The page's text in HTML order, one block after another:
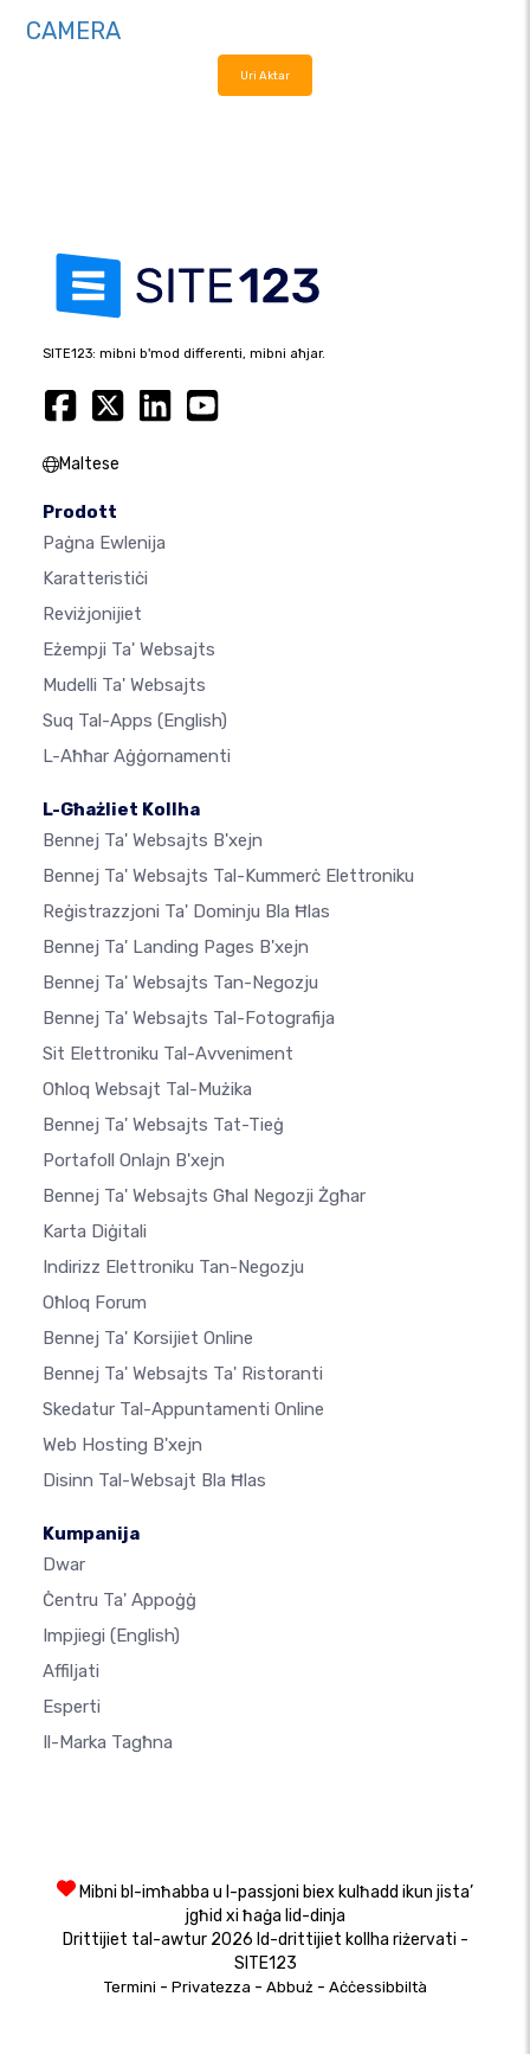
CAMERA
Uri Aktar
SITE123: mibni b'mod differenti, mibni aħjar.
Maltese
Prodott
Paġna Ewlenija
Karatteristiċi
Reviżjonijiet
Eżempji Ta' Websajts
Mudelli Ta' Websajts
Suq Tal-Apps (English)
L-Aħħar Aġġornamenti
L-Għażliet Kollha
Bennej Ta' Websajts B'xejn
Bennej Ta' Websajts Tal-Kummerċ Elettroniku
Reġistrazzjoni Ta' Dominju Bla Ħlas
Bennej Ta' Landing Pages B'xejn
Bennej Ta' Websajts Tan-Negozju
Bennej Ta' Websajts Tal-Fotografija
Sit Elettroniku Tal-Avveniment
Oħloq Websajt Tal-Mużika
Bennej Ta' Websajts Tat-Tieġ
Portafoll Onlajn B'xejn
Bennej Ta' Websajts Għal Negozji Żgħar
Karta Diġitali
Indirizz Elettroniku Tan-Negozju
Oħloq Forum
Bennej Ta' Korsijiet Online
Bennej Ta' Websajts Ta' Ristoranti
Skedatur Tal-Appuntamenti Online
Web Hosting B'xejn
Disinn Tal-Websajt Bla Ħlas
Kumpanija
Dwar
Ċentru Ta' Appoġġ
Impjiegi (English)
Affiljati
Esperti
Il-Marka Tagħna
Mibni bl-imħabba u l-passjoni biex kulħadd ikun jista’
jgħid xi ħaġa lid-dinja
Drittijiet tal-awtur 2026 Id-drittijiet kollha riżervati -
SITE123
Termini - Privatezza - Abbuż- Aċċessibbiltà